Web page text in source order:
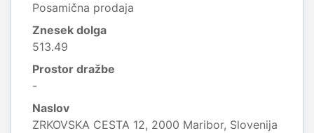
Posamična prodaja
Znesek dolga
513.49
Prostor dražbe
-
Naslov
ZRKOVSKA CESTA 12, 2000 Maribor, Slovenija